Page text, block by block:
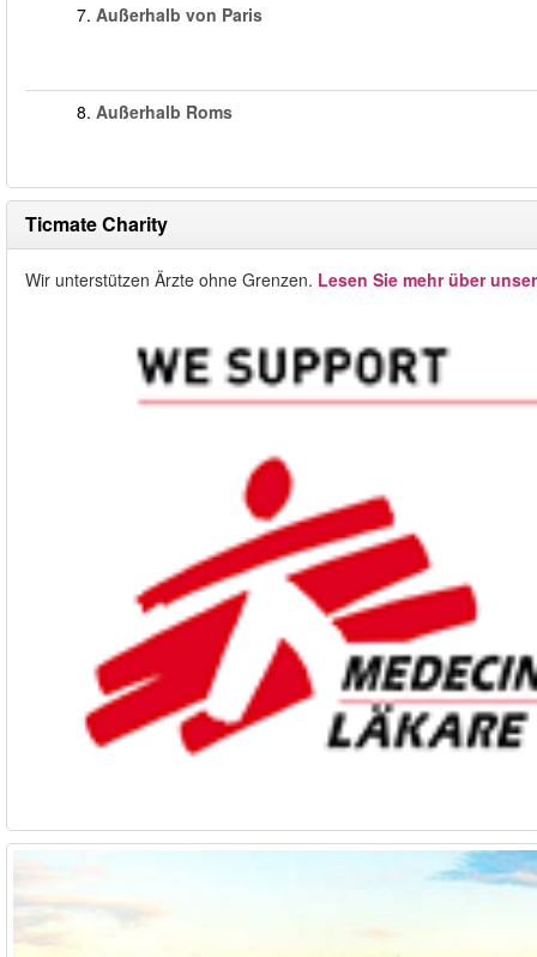
7. Außerhalb von Paris
8. Außerhalb Roms
Ticmate Charity
Wir unterstützen Ärzte ohne Grenzen. Lesen Sie mehr über